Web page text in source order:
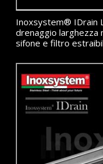
Inoxsystem® IDrain
drenaggio larghezza
sifone e filtro